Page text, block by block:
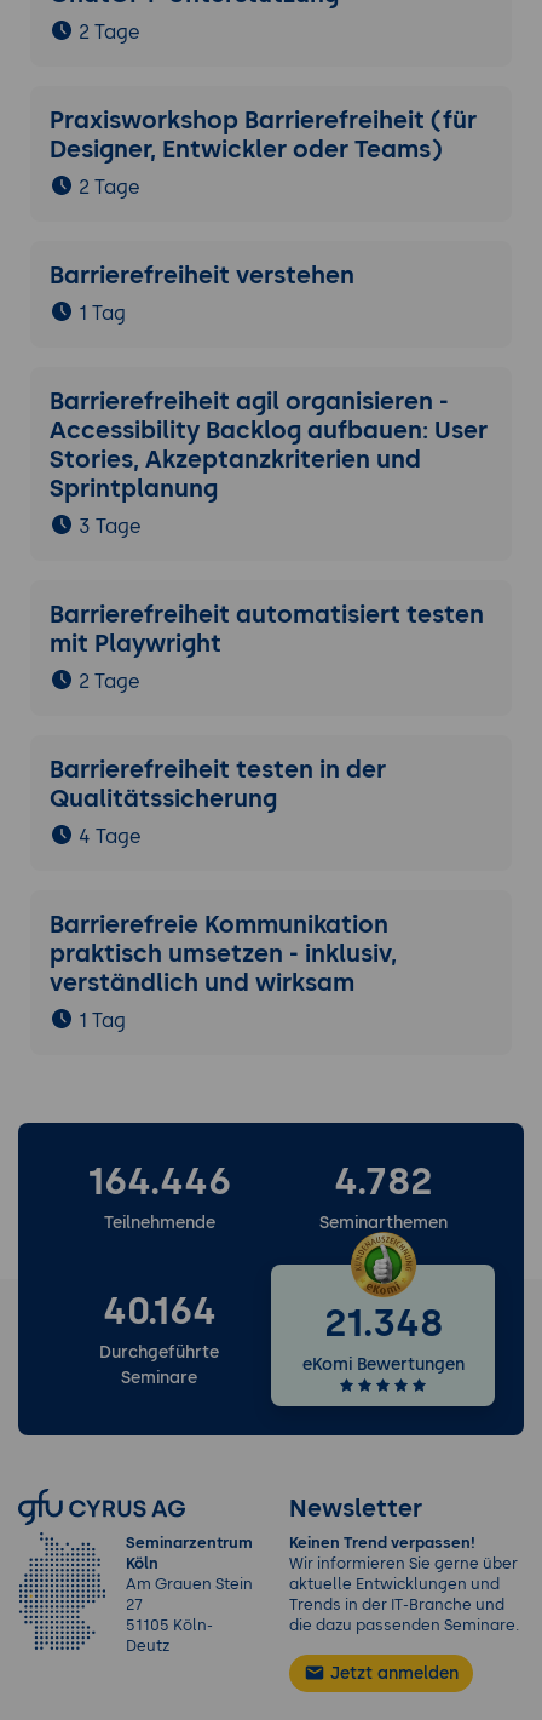
2 Tage
Praxisworkshop Barrierefreiheit (für
Designer, Entwickler oder Teams)
2 Tage
Barrierefreiheit verstehen
1 Tag
Barrierefreiheit agil organisieren -
Accessibility Backlog aufbauen: User
Stories, Akzeptanzkriterien und
Sprintplanung
3 Tage
Barrierefreiheit automatisiert testen
mit Playwright
2 Tage
Barrierefreiheit testen in der
Qualitätssicherung
4 Tage
Barrierefreie Kommunikation
praktisch umsetzen - inklusiv,
verständlich und wirksam
1 Tag
164.446
Teilnehmende
4.782
Seminarthemen
40.164
Durchgeführte
Seminare
21.348
eKomi Bewertungen
Seminarzentrum
Köln
Am Grauen Stein
27
51105 Köln-
Deutz
Newsletter
Keinen Trend verpassen!
Wir informieren Sie gerne über
aktuelle Entwicklungen und
Trends in der IT-Branche und
die dazu passenden Seminare.
Jetzt anmelden